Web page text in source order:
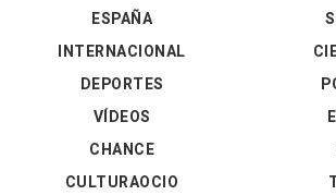
ESPAÑA
INTERNACIONAL
DEPORTES
VÍDEOS
CHANCE
CULTURAOCIO